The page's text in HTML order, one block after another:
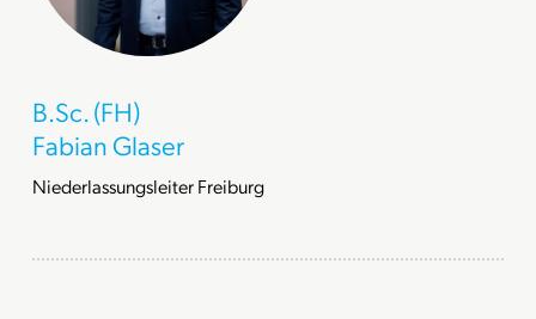
B.Sc. (FH)
Fabian Glaser
Niederlassungsleiter Freiburg